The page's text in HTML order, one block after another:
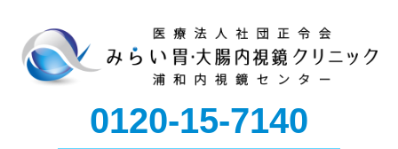
0120-15-7140